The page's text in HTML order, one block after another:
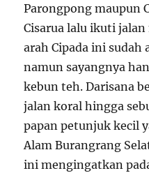
Parongpong maupun
Cisarua lalu ikuti jalan
arah Cipada ini sudah
namun sayangnya
kebun teh. Darisana
jalan koral hingga
papan petunjuk kecil
Alam Burangrang
ini mengingatkan